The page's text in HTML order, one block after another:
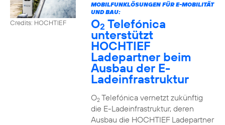
Credits: HOCHTIEF
MOBILFUNKLÖSUNGEN FÜR E-MOBILITÄT
UND BAU:
O2 Telefónica
unterstützt
HOCHTIEF
Ladepartner beim
Ausbau der E-
Ladeinfrastruktur
O2Telefónica vernetzt zukünftig
die E-Ladeinfrastruktur, deren
Ausbau die HOCHTIEF Ladepartner